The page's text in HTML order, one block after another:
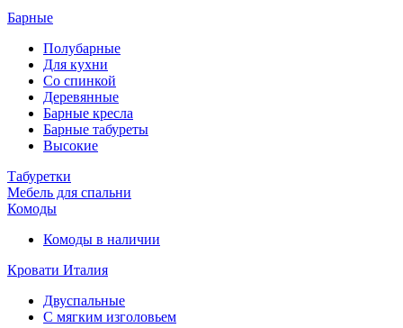
Барные
Полубарные
Для кухни
Со спинкой
Деревянные
Барные кресла
Барные табуреты
Высокие
Табуретки
Мебель для спальни
Комоды
Комоды в наличии
Кровати Италия
Двуспальные
С мягким изголовьем